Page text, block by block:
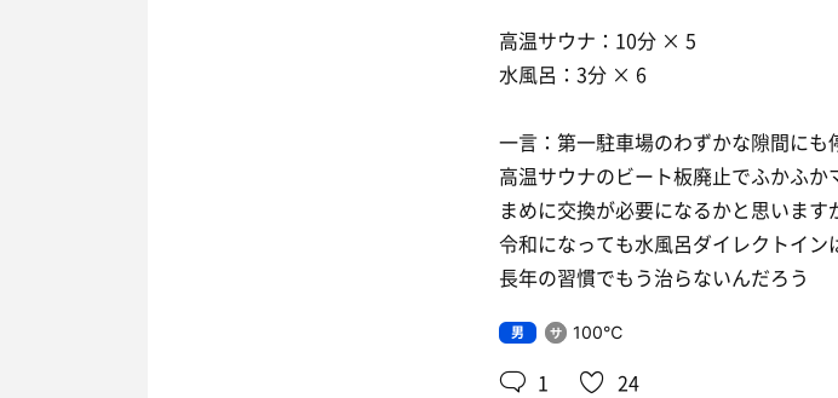
高温サウナ：10分 × 5
水風呂：3分 × 6
一言：第一駐車場のわずかな隙間に
高温サウナのビート板廃止でふかふか
まめに交換が必要になるかと思いま
令和になっても水風呂ダイレクトイン
長年の習慣でもう治らないんだろう
男 100℃
1 24